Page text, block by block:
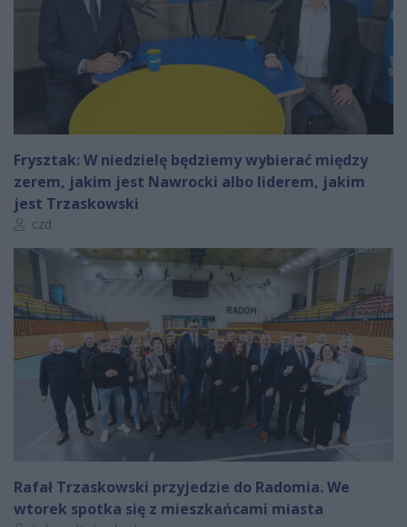
Frysztak: W niedzielę będziemy wybierać między
zerem, jakim jest Nawrocki albo liderem, jakim
jest Trzaskowski
Autor artykułu:
czd
Rafał Trzaskowski przyjedzie do Radomia. We
wtorek spotka się z mieszkańcami miasta